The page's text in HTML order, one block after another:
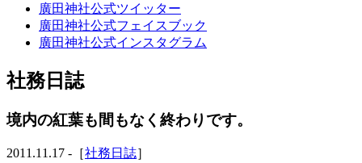
廣田神社公式ツイッター
廣田神社公式フェイスブック
廣田神社公式インスタグラム
社務日誌
境内の紅葉も間もなく終わりです。
2011.11.17 -［社務日誌］